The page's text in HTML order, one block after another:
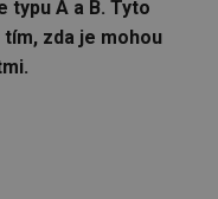
typu A a B. Tyto
zda je mohou